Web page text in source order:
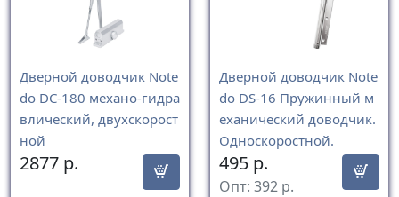
Дверной доводчик Note
do DC-180 механо-гидра
влический, двухскорост
ной
2877 р.
Дверной доводчик Note
do DS-16 Пружинный м
еханический доводчик.
Односкоростной.
495 р.
Опт: 392 р.